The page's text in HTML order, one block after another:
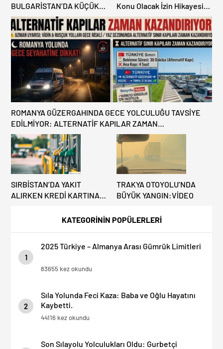
KATEGORİNİN POPÜLERLERİ
1
2025 Türkiye – Almanya Arası Gümrük Limitleri
83655 kez okundu
2
Sıla Yolunda Feci Kaza: Baba ve Oğlu Hayatını
Kaybetti.
44116 kez okundu
Son Sılayolu Yolculukları Oldu: Gurbetçi
BULGARİSTAN’DA KÜÇÜK
HATA, ARACINA 6 AY EL
KONULMASINA YOL AÇTI
Konu Olacak İzin Hikayesi:
Benzinlikte Eşini Unuttu!
ROMANYA GÜZERGAHINDA GECE YOLCULUĞU TAVSİYE
EDİLMİYOR: ALTERNATİF KAPILAR ZAMAN
KAZANDIRIYOR!
SIRBİSTAN’DA YAKIT
ALIRKEN KREDİ KARTINA
TRAKYA OTOYOLU’NDA
BÜYÜK YANGIN:VİDEO